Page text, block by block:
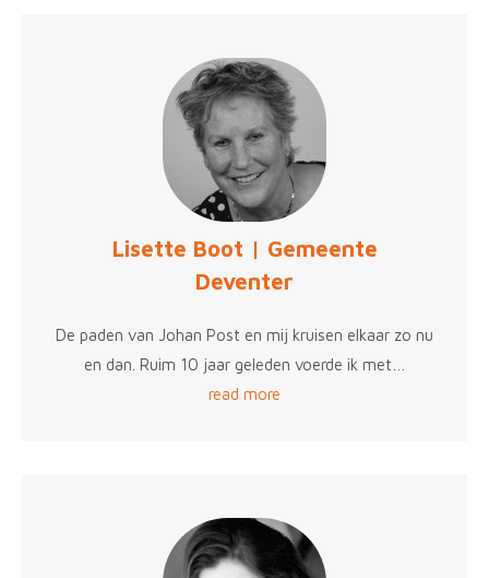
Lisette Boot | Gemeente
Deventer
De paden van Johan Post en mij kruisen elkaar zo nu
en dan. Ruim 10 jaar geleden voerde ik met…
read more